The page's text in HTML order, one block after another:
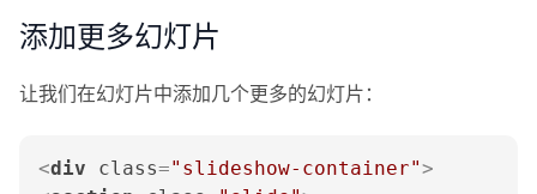
添加更多幻灯片
让我们在幻灯片中添加几个更多的幻灯片：
<div class="slideshow-container">